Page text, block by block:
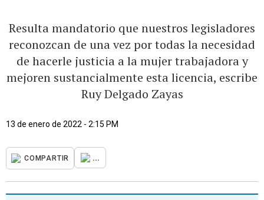
Resulta mandatorio que nuestros legisladores
reconozcan de una vez por todas la necesidad
de hacerle justicia a la mujer trabajadora y
mejoren sustancialmente esta licencia, escribe
Ruy Delgado Zayas
13 de enero de 2022 - 2:15 PM
COMPARTIR ...